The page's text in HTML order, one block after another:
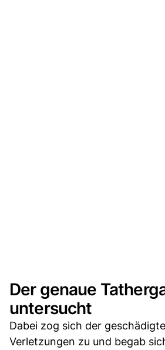
Der genaue
untersucht
Dabei zog sich der
Verletzungen zu und begab